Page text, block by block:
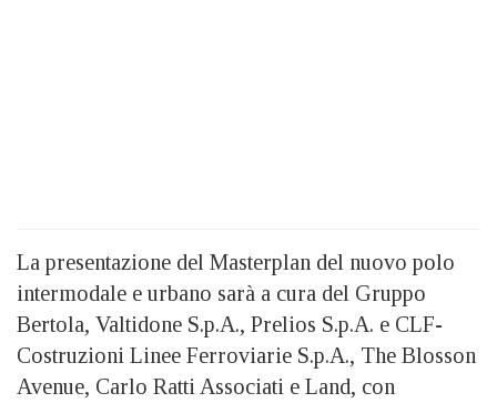
La presentazione del Masterplan del nuovo polo
intermodale e urbano sarà a cura del Gruppo
Bertola, Valtidone S.p.A., Prelios S.p.A. e CLF-
Costruzioni Linee Ferroviarie S.p.A., The Blosson
Avenue, Carlo Ratti Associati e Land, con